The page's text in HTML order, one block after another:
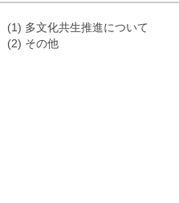
(1) 多文化共生推進について
(2) その他